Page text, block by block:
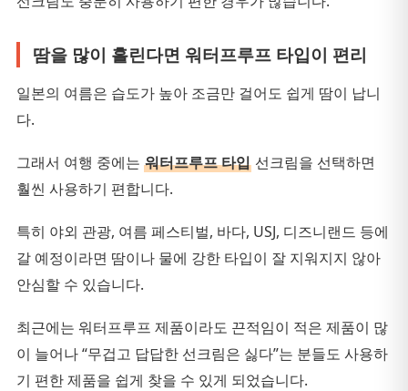
땀을 많이 흘린다면 워터프루프 타입이 편리
일본의 여름은 습도가 높아 조금만 걸어도 쉽게 땀이 납니
다.
그래서 여행 중에는 워터프루프 타입 선크림을 선택하면
훨씬 사용하기 편합니다.
특히 야외 관광, 여름 페스티벌, 바다, USJ, 디즈니랜드 등에
갈 예정이라면 땀이나 물에 강한 타입이 잘 지워지지 않아
안심할 수 있습니다.
최근에는 워터프루프 제품이라도 끈적임이 적은 제품이 많
이 늘어나 “무겁고 답답한 선크림은 싫다”는 분들도 사용하
기 편한 제품을 쉽게 찾을 수 있게 되었습니다.